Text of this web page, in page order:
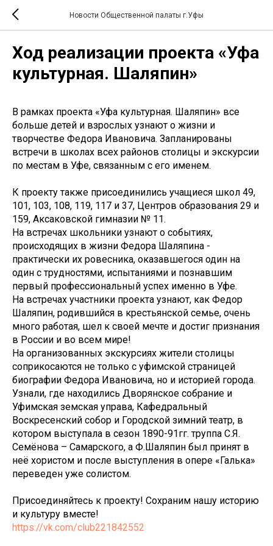
Новости Общественной палаты г.Уфы
Ход реализации проекта «Уфа
культурная. Шаляпин»
В рамках проекта «Уфа культурная. Шаляпин» все
больше детей и взрослых узнают о жизни и
творчестве Федора Ивановича. Запланированы
встречи в школах всех районов столицы и экскурсии
по местам в Уфе, связанным с его именем.
К проекту также присоединились учащиеся школ 49,
101, 103, 108, 119, 117 и 37, Центров образования 29 и
159, Аксаковской гимназии № 11.
На встречах школьники узнают о событиях,
происходящих в жизни Федора Шаляпина -
практически их ровесника, оказавшегося один на
один с трудностями, испытаниями и познавшим
первый профессиональный успех именно в Уфе.
На встречах участники проекта узнают, как Федор
Шаляпин, родившийся в крестьянской семье, очень
много работая, шел к своей мечте и достиг признания
в России и во всем мире!
На организованных экскурсиях жители столицы
соприкосаются не только с уфимской страницей
биографии Федора Ивановича, но и историей города.
Узнали, где находились Дворянское собрание и
Уфимская земская управа, Кафедральный
Воскресенский собор и Городской зимний театр, в
котором выступала в сезон 1890-91гг. труппа С.Я.
Семёнова – Самарского, а Ф.Шаляпин был принят в
неё хористом и после выступления в опере «Галька»
переведен уже солистом.
Присоединяйтесь к проекту! Сохраним нашу историю
и культуру вместе!
https://vk.com/club221842552